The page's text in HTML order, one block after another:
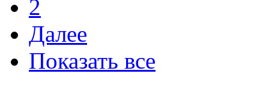
2
Далее
Показать все